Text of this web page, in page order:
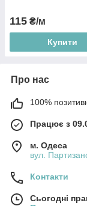
115 ₴/м
Купити
Про нас
100%
Працює з
м. Одеса
вул.
Контакти
Сьогодні